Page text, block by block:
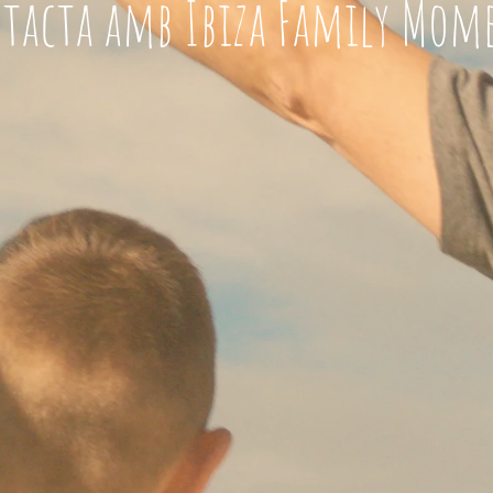
amb Ibiza Family